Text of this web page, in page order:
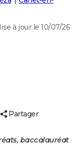
à jour le 10/07/26
Partager
baccalauréat